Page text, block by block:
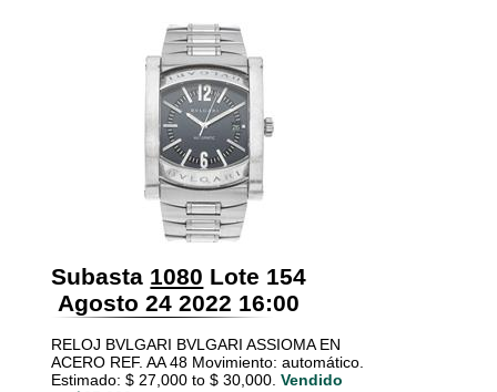
Subasta 1080 Lote 154
Agosto 24 2022 16:00
RELOJ BVLGARI BVLGARI ASSIOMA EN
ACERO REF. AA 48 Movimiento: automático.
Estimado: $ 27,000 to $ 30,000. Vendido